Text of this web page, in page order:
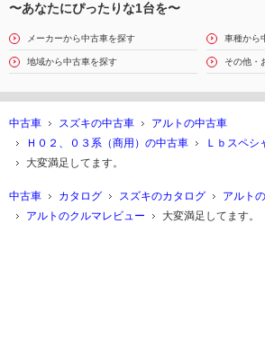
〜あなたにぴったりな1台を〜
メーカーから中古車を探す 車種から
地域から中古車を探す その他・
中古車 スズキの中古車
アルトの中古車
Ｈ０２、０３系（商用）の中古車
Ｌｂスペシ
大変満足してます。
中古車 カタログ スズキのカタログ
アルト
アルトのクルマレビュー
大変満足してます。